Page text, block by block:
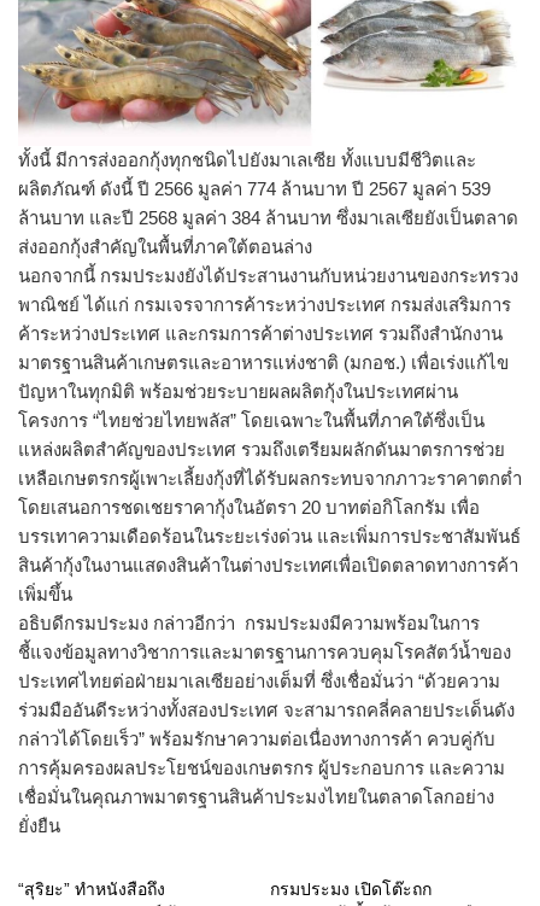
ทั้งนี้ มีการส่งออกกุ้งทุกชนิดไปยังมาเลเซีย ทั้งแบบมีชีวิตและ
ผลิตภัณฑ์ ดังนี้ ปี 2566 มูลค่า 774 ล้านบาท ปี 2567 มูลค่า 539
ล้านบาท และปี 2568 มูลค่า 384 ล้านบาท ซึ่งมาเลเซียยังเป็นตลาด
ส่งออกกุ้งสำคัญในพื้นที่ภาคใต้ตอนล่าง
นอกจากนี้ กรมประมงยังได้ประสานงานกับหน่วยงานของกระทรวง
พาณิชย์ ได้แก่ กรมเจรจาการค้าระหว่างประเทศ กรมส่งเสริมการ
ค้าระหว่างประเทศ และกรมการค้าต่างประเทศ รวมถึงสำนักงาน
มาตรฐานสินค้าเกษตรและอาหารแห่งชาติ (มกอช.) เพื่อเร่งแก้ไข
ปัญหาในทุกมิติ พร้อมช่วยระบายผลผลิตกุ้งในประเทศผ่าน
โครงการ “ไทยช่วยไทยพลัส” โดยเฉพาะในพื้นที่ภาคใต้ซึ่งเป็น
แหล่งผลิตสำคัญของประเทศ รวมถึงเตรียมผลักดันมาตรการช่วย
เหลือเกษตรกรผู้เพาะเลี้ยงกุ้งที่ได้รับผลกระทบจากภาวะราคาตกต่ำ
โดยเสนอการชดเชยราคากุ้งในอัตรา 20 บาทต่อกิโลกรัม เพื่อ
บรรเทาความเดือดร้อนในระยะเร่งด่วน และเพิ่มการประชาสัมพันธ์
สินค้ากุ้งในงานแสดงสินค้าในต่างประเทศเพื่อเปิดตลาดทางการค้า
เพิ่มขึ้น
อธิบดีกรมประมง กล่าวอีกว่า กรมประมงมีความพร้อมในการ
ชี้แจงข้อมูลทางวิชาการและมาตรฐานการควบคุมโรคสัตว์น้ำของ
ประเทศไทยต่อฝ่ายมาเลเซียอย่างเต็มที่ ซึ่งเชื่อมั่นว่า “ด้วยความ
ร่วมมืออันดีระหว่างทั้งสองประเทศ จะสามารถคลี่คลายประเด็นดัง
กล่าวได้โดยเร็ว” พร้อมรักษาความต่อเนื่องทางการค้า ควบคู่กับ
การคุ้มครองผลประโยชน์ของเกษตรกร ผู้ประกอบการ และความ
เชื่อมั่นในคุณภาพมาตรฐานสินค้าประมงไทยในตลาดโลกอย่าง
ยั่งยืน
“สุริยะ” ทำหนังสือถึง
กรมประมง เปิดโต๊ะถก